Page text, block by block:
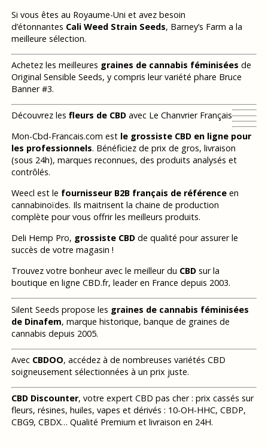
Si vous êtes au Royaume-Uni et avez besoin
d’étonnantes Cali Weed Strain Seeds, Barney’s Farm a la
meilleure sélection.
Achetez les meilleures graines de cannabis féminisées de
Original Sensible Seeds, y compris leur variété phare Bruce
Banner #3.
Découvrez les fleurs de CBDavec Le Chanvrier Français
Mon-Cbd-Francais.com est le grossiste CBD en ligne pour
les professionnels. Bénéficiez de prix de gros, livraison
(sous 24h), marques reconnues, des produits analysés et
contrôlés.
Weecl est le fournisseur B2B français de référenceen
cannabinoïdes. Ils maitrisent la chaine de production
complète pour vous offrir les meilleurs produits.
Deli Hemp Pro, grossiste CBDde qualité pour assurer le
succès de votre magasin !
Trouvez votre bonheur avec le meilleur du CBDsur la
boutique en ligne CBD.fr, leader en France depuis 2003.
Silent Seeds propose les graines de cannabis féminisées
de Dinafem, marque historique, banque de graines de
cannabis depuis 2005.
Avec CBDOO, accédez à de nombreuses variétés CBD
soigneusement sélectionnées à un prix juste.
CBD Discounter, votre expert CBD pas cher : prix cassés sur
fleurs, résines, huiles, vapes et dérivés : 10-OH-HHC, CBDP,
CBG9, CBDX… Qualité Premium et livraison en 24H.